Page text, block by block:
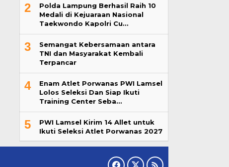
2
Polda Lampung Berhasil Raih 10
Medali di Kejuaraan Nasional
Taekwondo Kapolri Cu…
3
Semangat Kebersamaan antara
TNI dan Masyarakat Kembali
Terpancar
4
Enam Atlet Porwanas PWI Lamsel
Lolos Seleksi Dan Siap Ikuti
Training Center Seba…
5
PWI Lamsel Kirim 14 Allet untuk
Ikuti Seleksi Atlet Porwanas 2027